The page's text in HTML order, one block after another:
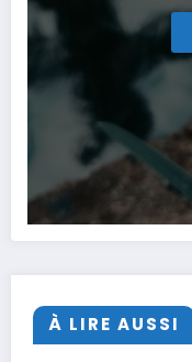
À LIRE AUSSI